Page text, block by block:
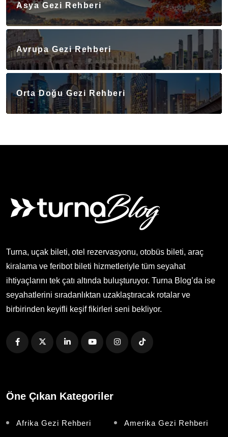
Asya Gezi Rehberi
Avrupa Gezi Rehberi
Orta Doğu Gezi Rehberi
Turna, uçak bileti, otel rezervasyonu, otobüs bileti, araç
kiralama ve feribot bileti hizmetleriyle tüm seyahat
ihtiyaçlarını tek çatı altında buluşturuyor. Turna Blog’da ise
seyahatlerini sıradanlıktan uzaklaştıracak rotalar ve
birbirinden keyifli keşif fikirleri seni bekliyor.
Öne Çıkan Kategoriler
Afrika Gezi Rehberi Amerika Gezi Rehberi